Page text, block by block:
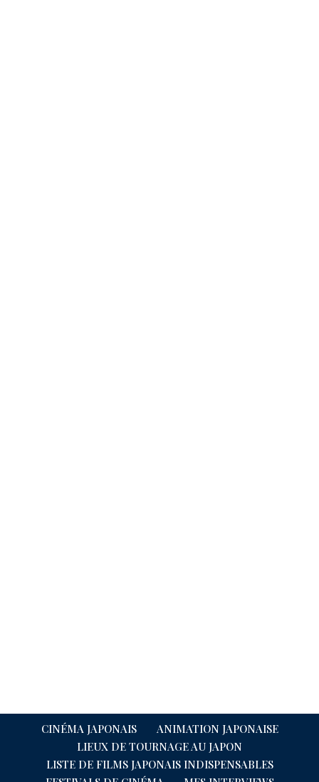
CINÉMA JAPONAIS
ANIMATION JAPONAISE
LIEUX DE TOURNAGE AU JAPON
LISTE DE FILMS JAPONAIS INDISPENSABLES